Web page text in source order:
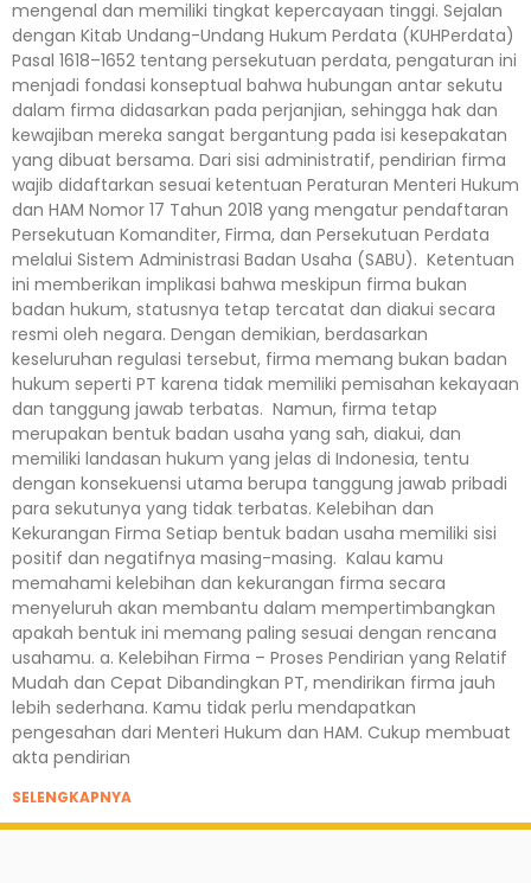
mengenal dan memiliki tingkat kepercayaan tinggi. Sejalan
dengan Kitab Undang-Undang Hukum Perdata (KUHPerdata)
Pasal 1618–1652 tentang persekutuan perdata, pengaturan ini
menjadi fondasi konseptual bahwa hubungan antar sekutu
dalam firma didasarkan pada perjanjian, sehingga hak dan
kewajiban mereka sangat bergantung pada isi kesepakatan
yang dibuat bersama. Dari sisi administratif, pendirian firma
wajib didaftarkan sesuai ketentuan Peraturan Menteri Hukum
dan HAM Nomor 17 Tahun 2018 yang mengatur pendaftaran
Persekutuan Komanditer, Firma, dan Persekutuan Perdata
melalui Sistem Administrasi Badan Usaha (SABU). Ketentuan
ini memberikan implikasi bahwa meskipun firma bukan
badan hukum, statusnya tetap tercatat dan diakui secara
resmi oleh negara. Dengan demikian, berdasarkan
keseluruhan regulasi tersebut, firma memang bukan badan
hukum seperti PT karena tidak memiliki pemisahan kekayaan
dan tanggung jawab terbatas. Namun, firma tetap
merupakan bentuk badan usaha yang sah, diakui, dan
memiliki landasan hukum yang jelas di Indonesia, tentu
dengan konsekuensi utama berupa tanggung jawab pribadi
para sekutunya yang tidak terbatas. Kelebihan dan
Kekurangan Firma Setiap bentuk badan usaha memiliki sisi
positif dan negatifnya masing-masing. Kalau kamu
memahami kelebihan dan kekurangan firma secara
menyeluruh akan membantu dalam mempertimbangkan
apakah bentuk ini memang paling sesuai dengan rencana
usahamu. a. Kelebihan Firma – Proses Pendirian yang Relatif
Mudah dan Cepat Dibandingkan PT, mendirikan firma jauh
lebih sederhana. Kamu tidak perlu mendapatkan
pengesahan dari Menteri Hukum dan HAM. Cukup membuat
akta pendirian
SELENGKAPNYA